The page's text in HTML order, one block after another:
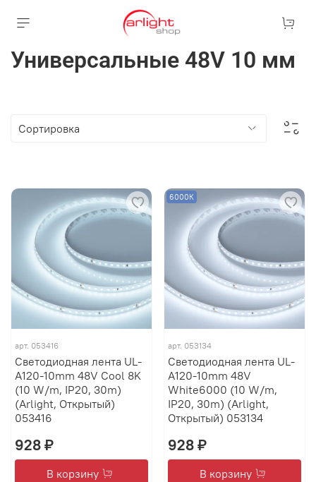
Универсальные 48V 10 мм
арт. 053416
Светодиодная лента UL-
A120-10mm 48V Cool 8K
(10 W/m, IP20, 30m)
(Arlight, Открытый)
053416
928 ₽
В корзину
6000К
арт. 053134
Светодиодная лента UL-
A120-10mm 48V
White6000 (10 W/m,
IP20, 30m) (Arlight,
Открытый) 053134
928 ₽
В корзину